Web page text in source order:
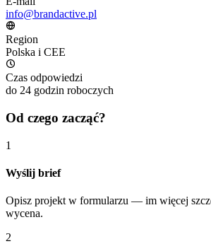
info@brandactive.pl
Region
Polska i CEE
Czas odpowiedzi
do 24 godzin roboczych
Od czego zacząć?
1
Wyślij brief
Opisz projekt w formularzu — im więcej
wycena.
2